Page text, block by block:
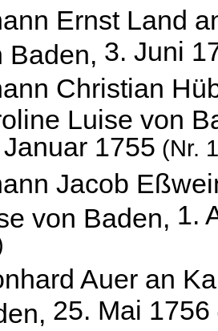
Ernst Land
Baden, 3. Juni
Christian
Luise von
1755 (Nr.
Jacob
von Baden, 1.
Auer an
25. Mai 1756